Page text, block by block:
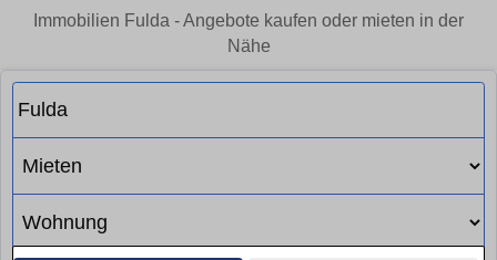
Immobilien Fulda - Angebote kaufen oder mieten in der
Nähe